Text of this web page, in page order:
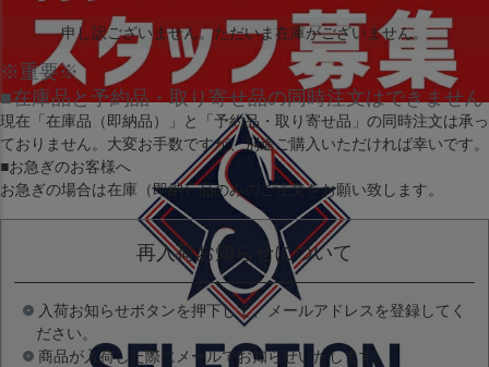
申し訳ございません。ただいま在庫がございません。
※重要※
■在庫品と予約品・取り寄せ品の同時注文はできません
現在 「在庫品（即納品）」 と 「予約品・取り寄せ品」 の同時注文は承っ
ておりません。大変お手数ですが、別途ご購入いただければ幸いです。
■お急ぎのお客様へ
お急ぎの場合は在庫（即納）品のみのご注文をお願い致します。
再入荷お知らせについて
入荷お知らせボタンを押下して、メールアドレスを登録してく
ださい。
商品が入荷した際にメールでお知らせいたします。